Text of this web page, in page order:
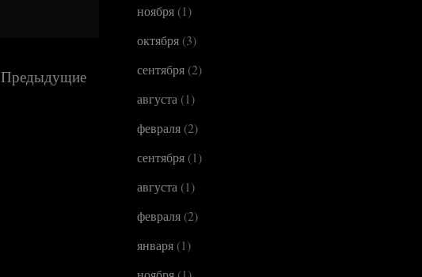
Предыдущие
ноября (1)
октября (3)
сентября (2)
августа (1)
февраля (2)
сентября (1)
августа (1)
февраля (2)
января (1)